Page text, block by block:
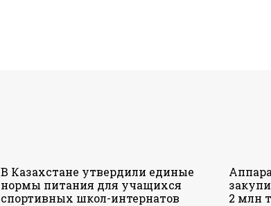
В Казахстане утвердили единые
нормы питания для учащихся
спортивных школ-интернатов
2 млн